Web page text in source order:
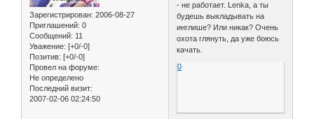
Зарегистрирован: 2006-08-27
Приглашений: 0
Сообщений: 11
Уважение: [+0/-0]
Позитив: [+0/-0]
Провел на форуме:
Не определено
Последний визит:
2007-02-06 02:24:50
- не работает. Lenka, а ты
будешь выкладывать на
инглише? Или никак? Очень
охота глянуть, да уже боюсь
качать.
0